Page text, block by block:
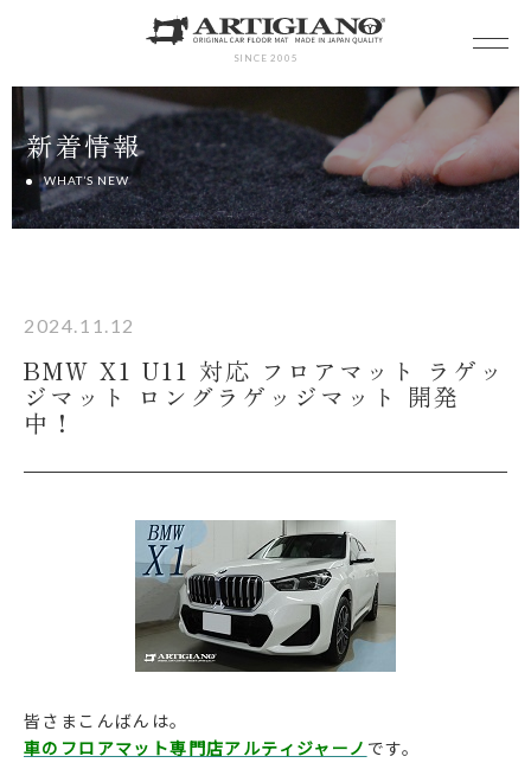
SINCE 2005
新着情報
WHAT’S NEW
2024.11.12
BMW X1 U11 対応 フロアマット ラゲッ
ジマット ロングラゲッジマット 開発
中！
皆さまこんばんは。
車のフロアマット専門店アルティジャーノ です。